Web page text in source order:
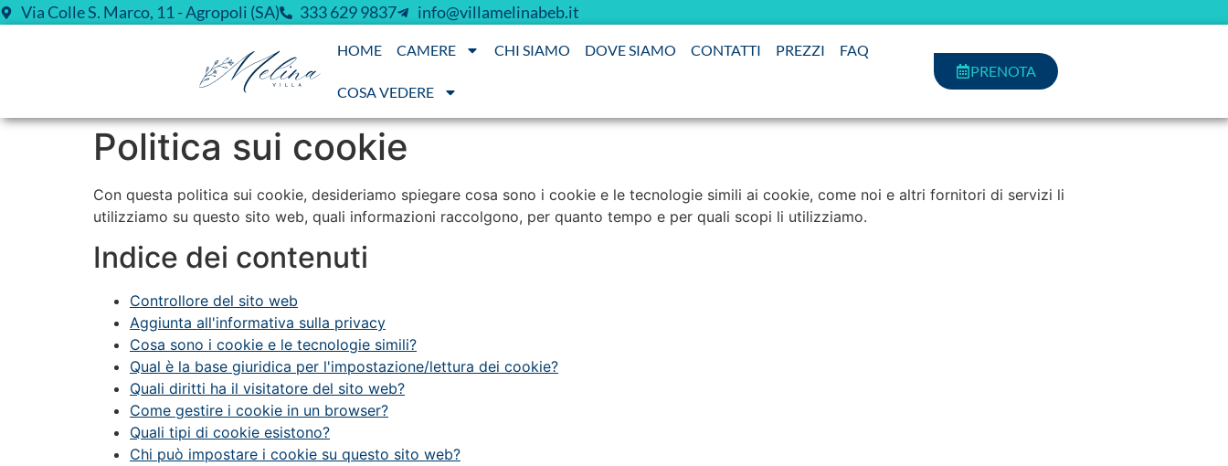
Via Colle S. Marco, 11 - Agropoli (SA) 333 629 9837 info@villamelinabeb.it
HOME CAMERE CHI SIAMO DOVE SIAMO CONTATTI PREZZI FAQ
COSA VEDERE
PRENOTA
Politica sui cookie
Con questa politica sui cookie, desideriamo spiegare cosa sono i cookie e le tecnologie simili ai cookie, come noi e altri fornitori di servizi li
utilizziamo su questo sito web, quali informazioni raccolgono, per quanto tempo e per quali scopi li utilizziamo.
Indice dei contenuti
Controllore del sito web
Aggiunta all'informativa sulla privacy
Cosa sono i cookie e le tecnologie simili?
Qual è la base giuridica per l'impostazione/lettura dei cookie?
Quali diritti ha il visitatore del sito web?
Come gestire i cookie in un browser?
Quali tipi di cookie esistono?
Chi può impostare i cookie su questo sito web?